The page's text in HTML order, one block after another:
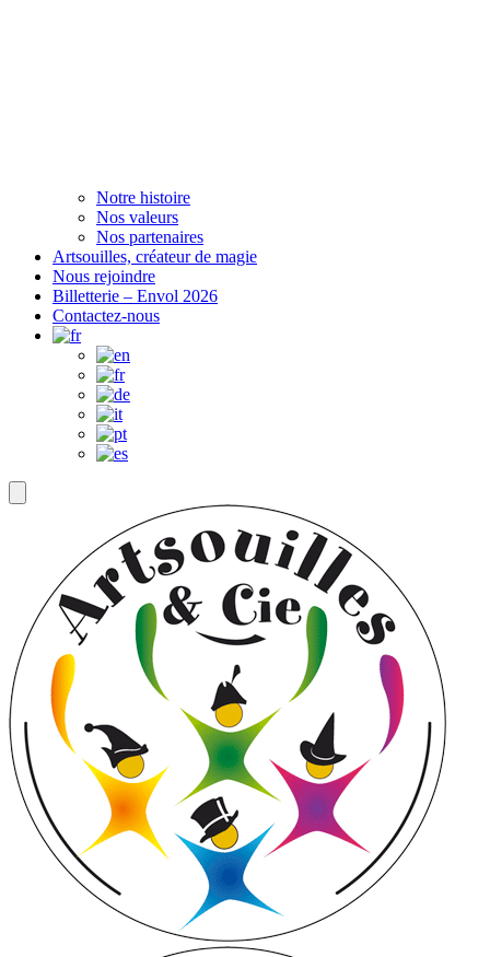
Notre histoire
Nos valeurs
Nos partenaires
Artsouilles, créateur de magie
Nous rejoindre
Billetterie – Envol 2026
Contactez-nous